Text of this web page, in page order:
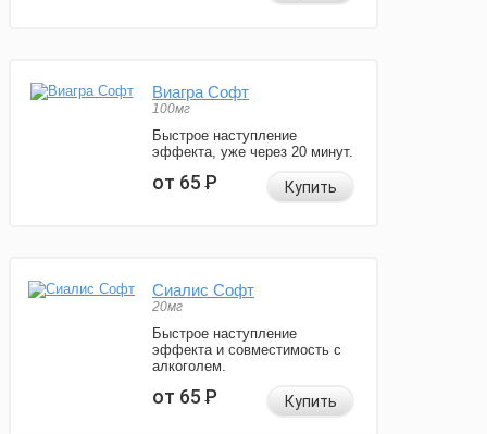
Виагра Софт
100мг
Быстрое наступление
эффекта, уже через 20 минут.
от 65Р Купить
Сиалис Софт
20мг
Быстрое наступление
эффекта и совместимость с
алкоголем.
от 65Р Купить